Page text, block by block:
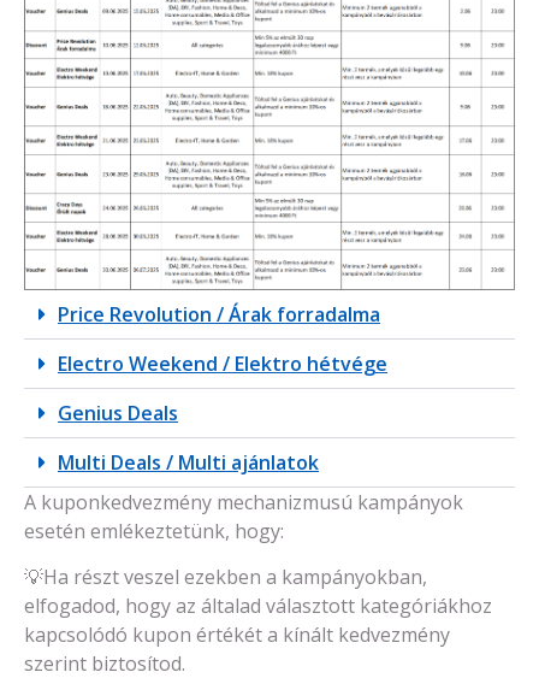
Price Revolution / Árak forradalma
Electro Weekend / Elektro hétvége
Genius Deals
Multi Deals / Multi ajánlatok
A kuponkedvezmény mechanizmusú kampányok
esetén emlékeztetünk, hogy:
💡Ha részt veszel ezekben a kampányokban,
elfogadod, hogy az általad választott kategóriákhoz
kapcsolódó kupon értékét a kínált kedvezmény
szerint biztosítod.